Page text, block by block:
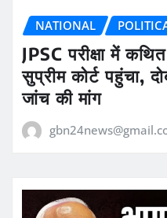
NATIONAL
JPSC परीक्षा में
सुप्रीम कोर्ट पहुंचा,
जांच की मांग